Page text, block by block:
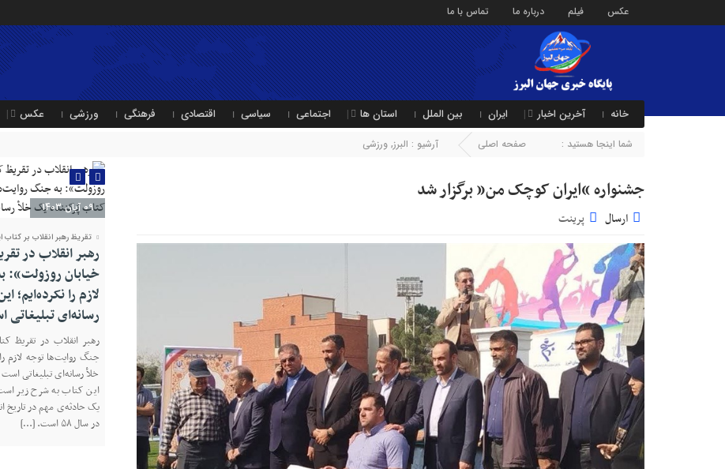
عکس فیلم درباره ما تماس با ما
خانه آخرین اخبار ایران بین الملل استان ها اجتماعی سیاسی اقتصادی فرهنگی ورزشی عکس
شما اینجا هستید : صفحه اصلی آرشیو : البرز, ورزشی
جشنواره “ایران کوچک من” برگزار شد
ارسال پرینت
09 آبان 1403
تقریظ رهبر انقلاب بر کتاب
رهبر انقلاب در
خیابان روزولت»:
لازم را نکرده‌ایم؛
رسانه‌ای
رهبر انقلاب در تقریظ
جنگ روایت‌ها توجه لازم
خلأ رسانه‌ای تبلیغاتی
این کتاب به شرح زیر
یک حادثه‌ی مهم در تاریخ
در سال ۵۸ است. […]